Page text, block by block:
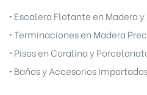
• Escalera Flotante en Madera
• Terminaciones en Madera
• Pisos en Coralina y
• Baños y Accesorios